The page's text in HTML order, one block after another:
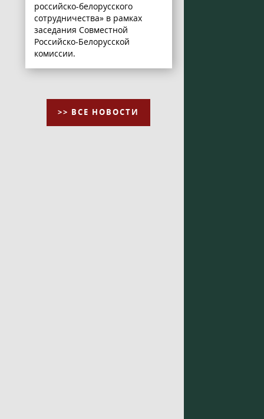
российско-белорусского
сотрудничества» в рамках
заседания Совместной
Российско-Белорусской
комиссии.
>> ВСЕ НОВОСТИ